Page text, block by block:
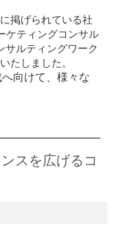
掲げられている社
ケティングコンサル
サルティングワーク
たしました。
向けて、様々な
スを広げるコ